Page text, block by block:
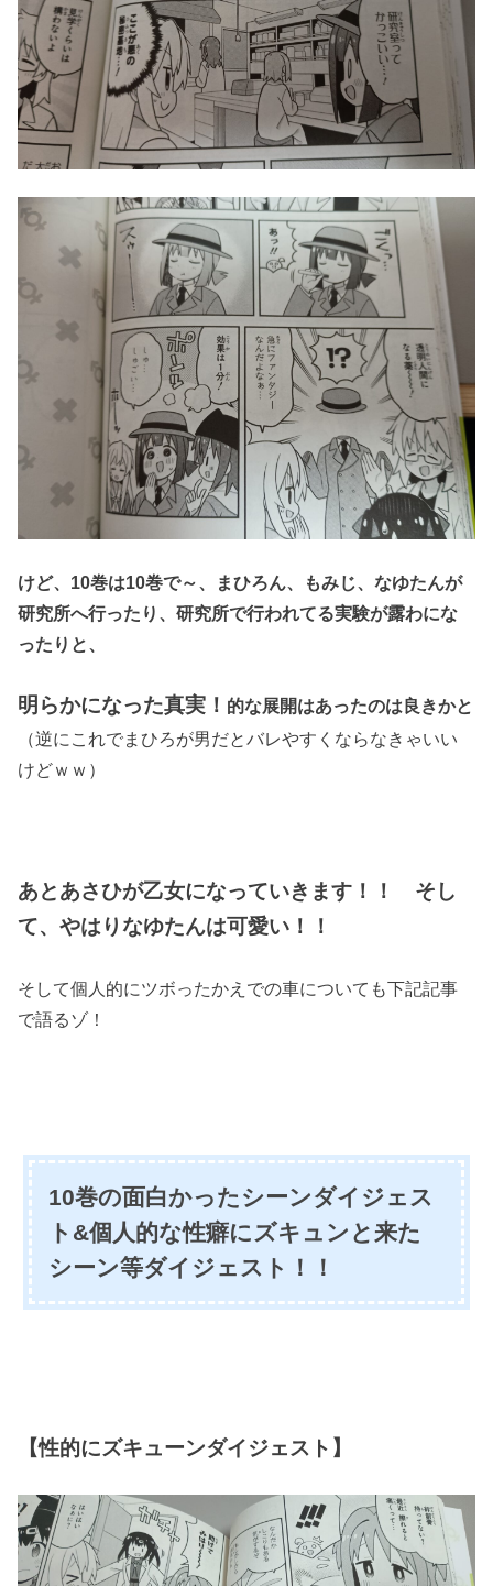
けど、10巻は10巻で～、まひろん、もみじ、なゆたんが
研究所へ行ったり、研究所で行われてる実験が露わにな
ったりと、
明らかになった真実！ 的な展開はあったのは良きかと
（逆にこれでまひろが男だとバレやすくならなきゃいい
けどｗｗ）
あとあさひが乙女になっていきます！！ そし
て、やはりなゆたんは可愛い！！
そして個人的にツボったかえでの車についても下記記事
で語るゾ！
10巻の面白かったシーンダイジェス
ト&個人的な性癖にズキュンと来た
シーン等ダイジェスト！！
【性的にズキューンダイジェスト】